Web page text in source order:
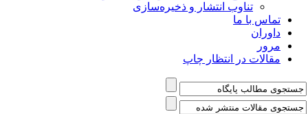
تناوب انتشار و ذخیره‌سازی
تماس با ما
داوران
مرور
مقالات در انتظار چاپ